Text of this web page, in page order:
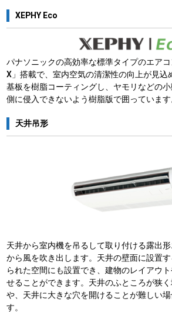
XEPHY Eco
パナソニックの高効率な標準タイプのエア
X」搭載で、室内空気の清潔性の向上が見込
基板を樹脂コーティングし、ヤモリなどの
側に侵入できないよう樹脂版で囲っています
天井吊形
天井から室内機を吊るして取り付ける露出
から風を吹き出します。天井の壁面に設置
られた空間にも設置でき、建物のレイアウ
せることができます。天井のふところが狭
や、天井に大きな穴を開けることが難しい
す。